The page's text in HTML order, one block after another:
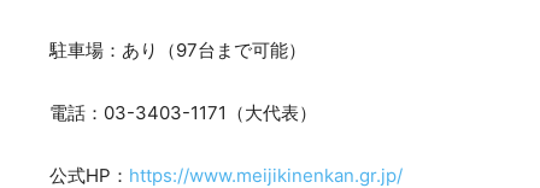
駐⾞場：あり（97台まで可能）
電話：03-3403-1171（⼤代表）
公式HP： https://www.meijikinenkan.gr.jp/